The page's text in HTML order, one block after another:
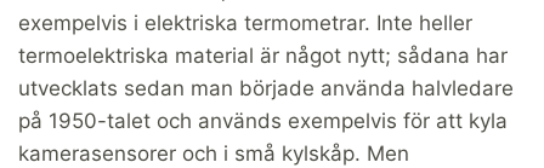
exempelvis i elektriska termometrar. Inte heller
termoelektriska material är något nytt; sådana har
utvecklats sedan man började använda halvledare
på 1950-talet och används exempelvis för att kyla
kamerasensorer och i små kylskåp. Men